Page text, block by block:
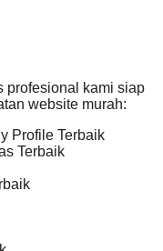
profesional kami siap
website murah:
Profile Terbaik
Terbaik